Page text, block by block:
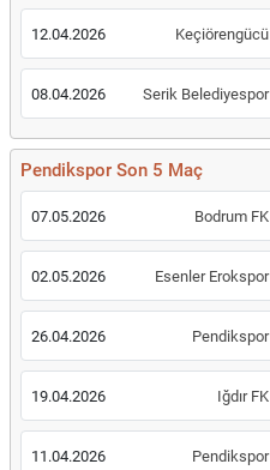
12.04.2026 Keçiörengücü
08.04.2026 Serik Belediyespor
Pendikspor Son 5 Maç
07.05.2026 Bodrum FK
02.05.2026 Esenler Erokspor
26.04.2026 Pendikspor
19.04.2026 Iğdır FK
11.04.2026 Pendikspor